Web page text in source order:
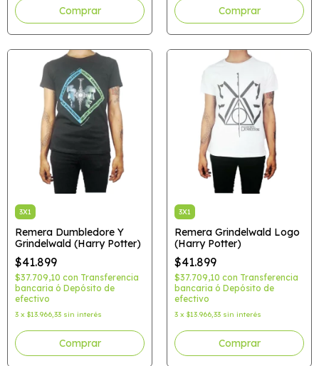
Comprar Comprar
3X1
Remera Dumbledore Y
Grindelwald (Harry Potter)
$41.899
$37.709,10 con Transferencia
bancaria ó Depósito de
efectivo
3 x $13.966,33 sin interés
Comprar
3X1
Remera Grindelwald Logo
(Harry Potter)
$41.899
$37.709,10 con Transferencia
bancaria ó Depósito de
efectivo
3 x $13.966,33 sin interés
Comprar